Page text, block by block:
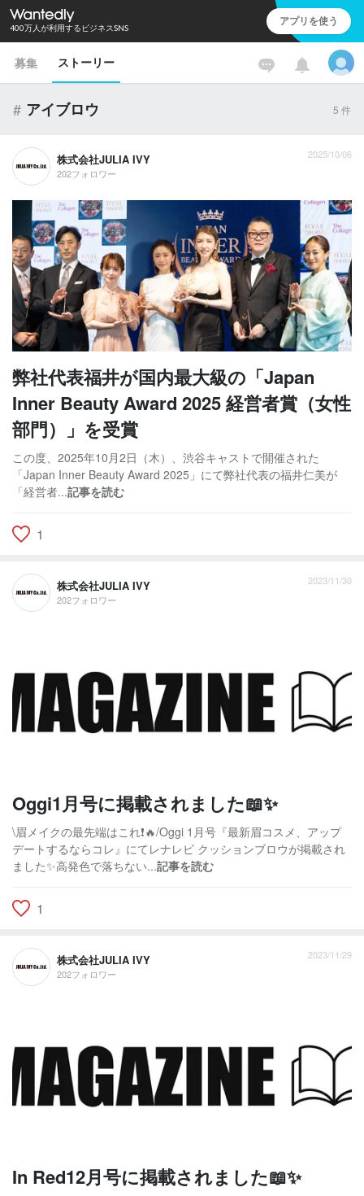
400万人が利用するビジネスSNS アプリを使う
募集 ストーリー
# アイブロウ 5 件
株式会社JULIA IVY
202フォロワー
2025/10/06
弊社代表福井が国内最大級の「Japan
Inner Beauty Award 2025 経営者賞（女性
部門）」を受賞
この度、2025年10月2日（木）、渋谷キャストで開催された
「Japan Inner Beauty Award 2025」にて弊社代表の福井仁美が
「経営者...記事を読む
1
株式会社JULIA IVY
202フォロワー
2023/11/30
Oggi1月号に掲載されました📖✨
\眉メイクの最先端はこれ❗️🔥/Oggi 1月号『最新眉コスメ、アップ
デートするならコレ』にてレナレビ クッションブロウが掲載され
ました✨高発色で落ちない...記事を読む
1
株式会社JULIA IVY
202フォロワー
2023/11/29
In Red12月号に掲載されました📖✨